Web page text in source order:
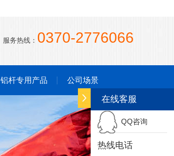
服务热线： 0370-2776066
铝杆专用产品 公司场景
在线客服
QQ咨询
热线电话